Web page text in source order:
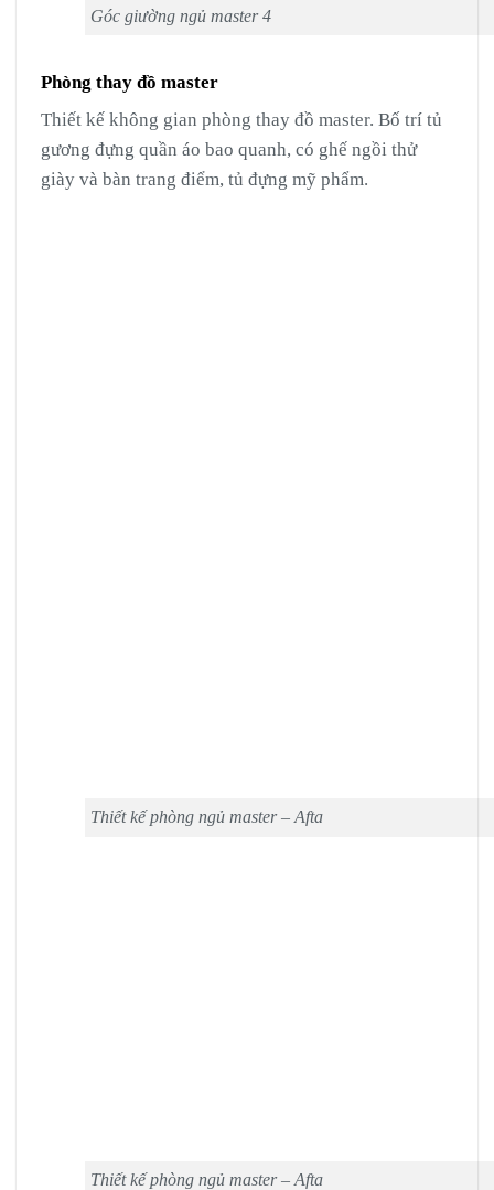
Góc giường ngủ master 4
Phòng thay đồ master
Thiết kế không gian phòng thay đồ master. Bố trí tủ
gương đựng quần áo bao quanh, có ghế ngồi thử
giày và bàn trang điểm, tủ đựng mỹ phẩm.
Thiết kế phòng ngủ master – Afta
Thiết kế phòng ngủ master – Afta